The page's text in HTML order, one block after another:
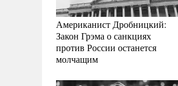
Американист Дробницкий:
Закон Грэма о санкциях
против России останется
молчащим